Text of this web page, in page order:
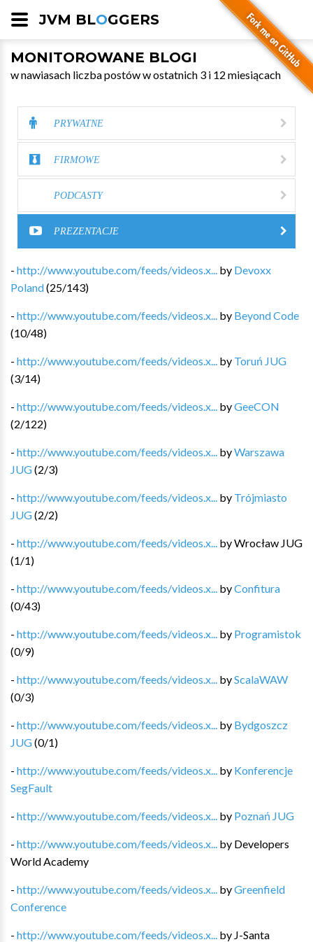
JVM BLOGGERS
MONITOROWANE BLOGI
w nawiasach liczba postów w ostatnich 3 i 12 miesiącach
PRYWATNE
FIRMOWE
PODCASTY
PREZENTACJE
- http://www.youtube.com/feeds/videos.x... by Devoxx
Poland(25/143)
- http://www.youtube.com/feeds/videos.x... by Beyond Code
(10/48)
- http://www.youtube.com/feeds/videos.x... by Toruń JUG
(3/14)
- http://www.youtube.com/feeds/videos.x... byGeeCON
(2/122)
- http://www.youtube.com/feeds/videos.x... byWarszawa
JUG(2/3)
- http://www.youtube.com/feeds/videos.x... by Trójmiasto
JUG(2/2)
- http://www.youtube.com/feeds/videos.x... byWrocław JUG
(1/1)
- http://www.youtube.com/feeds/videos.x... byConfitura
(0/43)
- http://www.youtube.com/feeds/videos.x... by Programistok
(0/9)
- http://www.youtube.com/feeds/videos.x... byScalaWAW
(0/3)
- http://www.youtube.com/feeds/videos.x... by Bydgoszcz
JUG(0/1)
- http://www.youtube.com/feeds/videos.x... by Konferencje
SegFault
- http://www.youtube.com/feeds/videos.x... by Poznań JUG
- http://www.youtube.com/feeds/videos.x... by Developers
World Academy
- http://www.youtube.com/feeds/videos.x... byGreenfield
Conference
- http://www.youtube.com/feeds/videos.x... by J-Santa